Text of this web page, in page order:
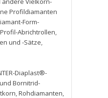
Profildiamanten
Form-
Abrichtrollen,
und -Sätze,
Diaplast®-
Bornitrid-
,Rohdiamanten,